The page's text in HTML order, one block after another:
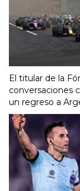
El titular de la
conversaciones
un regreso a